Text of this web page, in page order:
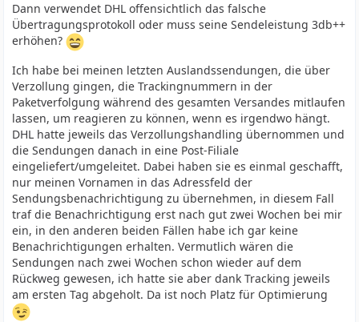
Dann verwendet DHL offensichtlich das falsche
Übertragungsprotokoll oder muss seine Sendeleistung 3db++
erhöhen?
Ich habe bei meinen letzten Auslandssendungen, die über
Verzollung gingen, die Trackingnummern in der
Paketverfolgung während des gesamten Versandes mitlaufen
lassen, um reagieren zu können, wenn es irgendwo hängt.
DHL hatte jeweils das Verzollungshandling übernommen und
die Sendungen danach in eine Post-Filiale
eingeliefert/umgeleitet. Dabei haben sie es einmal geschafft,
nur meinen Vornamen in das Adressfeld der
Sendungsbenachrichtigung zu übernehmen, in diesem Fall
traf die Benachrichtigung erst nach gut zwei Wochen bei mir
ein, in den anderen beiden Fällen habe ich gar keine
Benachrichtigungen erhalten. Vermutlich wären die
Sendungen nach zwei Wochen schon wieder auf dem
Rückweg gewesen, ich hatte sie aber dank Tracking jeweils
am ersten Tag abgeholt. Da ist noch Platz für Optimierung